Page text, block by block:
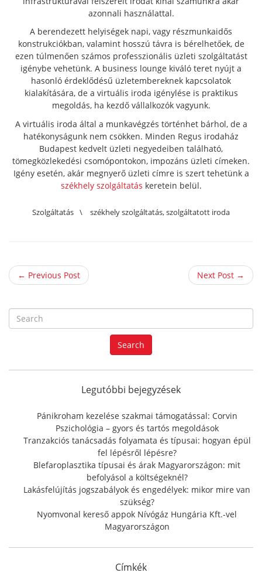
azonnali használattal.
A berendezett helyiségek napi, vagy részmunkaidős
konstrukciókban, valamint hosszú távra is bérelhetőek, de
ezen túlmenően számos professzionális üzleti szolgáltatást
igénybe vehetünk. A business lounge kiváló teret nyújt a
hasonló érdeklődésű üzletembereknek kapcsolatok
kialakítására, de a virtuális iroda igénylése is praktikus
megoldás, ha kezdő vállalkozók vagyunk.
A virtuális iroda által a munkavégzés történhet bárhol, de a
hatékonyságunk nem csökken. Minden Regus irodaház
Budapest kedvelt üzleti negyedeiben található,
tömegközlekedési csomópontokon, impozáns üzleti címeken.
Igény esetén, akár megnyerő üzleti címre is szert tehetünk a
székhely szolgáltatás keretein belül.
Szolgáltatás \ székhely szolgáltatás,szolgáltatott iroda
← Previous Post Next Post →
e
a
r
f
r
:
Search
Legutóbbi bejegyzések
Pánikroham kezelése szakmai támogatással: Corvin
Pszichológia – gyors és tartós megoldások
Tranzakciós tanácsadás folyamata és típusai: hogyan épül
fel lépésről lépésre?
Blefaroplasztika típusai és árak Magyarországon: mit
befolyásol a költségeknél?
Lakásfelújítás jogszabályok és engedélyek: mikor mire van
szükség?
Nyomvonal kereső appok Nívógáz Hungária Kft.-vel
Magyarországon
Címkék